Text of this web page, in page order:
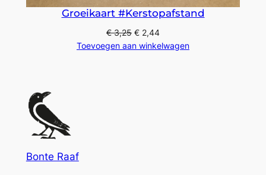
Groeikaart #Kerstopafstand
€3,25 € 2,44
Toevoegen aan winkelwagen
Bonte Raaf